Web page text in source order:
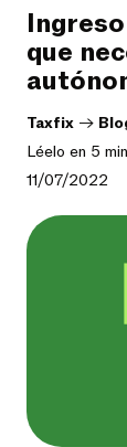
que
Taxfix ->
Léelo en 5 min
11/07/2022